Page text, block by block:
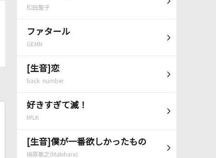
松田聖子
ファタール
GEMN
[生音]恋
back number
好きすぎて滅！
M!LK
[生音]僕が一番欲しかったもの
槇原敬之(Makihara)